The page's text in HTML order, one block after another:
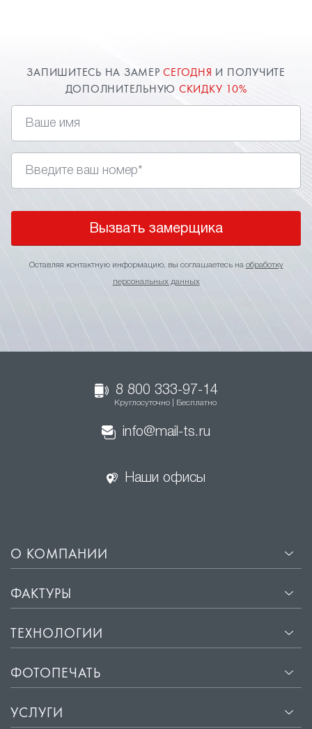
ЗАПИШИТЕСЬ НА ЗАМЕРСЕГОДНЯ И ПОЛУЧИТЕ
ДОПОЛНИТЕЛЬНУЮ СКИДКУ 10%
Вызвать замерщика
Оставляя контактную информацию, вы соглашаетесь на обработку
персональных данных
8 800 333-97-14
Круглосуточно | Бесплатно
info@mail-ts.ru
Наши офисы
О КОМПАНИИ
ФАКТУРЫ
ТЕХНОЛОГИИ
ФОТОПЕЧАТЬ
УСЛУГИ